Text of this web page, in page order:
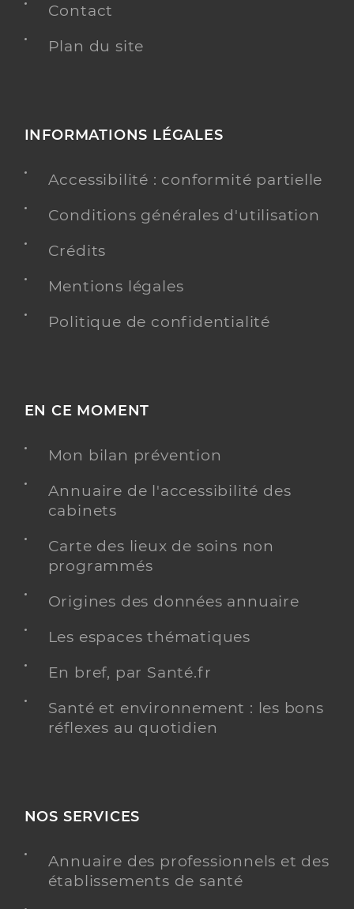
Contact
Plan du site
INFORMATIONS LÉGALES
Accessibilité : conformité partielle
Conditions générales d'utilisation
Crédits
Mentions légales
Politique de confidentialité
EN CE MOMENT
Mon bilan prévention
Annuaire de l'accessibilité des
cabinets
Carte des lieux de soins non
programmés
Origines des données annuaire
Les espaces thématiques
En bref, par Santé.fr
Santé et environnement : les bons
réflexes au quotidien
NOS SERVICES
Annuaire des professionnels et des
établissements de santé